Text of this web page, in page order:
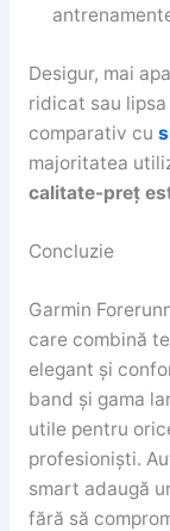
Desigur, mai
ridicat sau
comparativ cu
majoritatea
calitate-preț
Concluzie
Garmin
care combină
elegant și
band și gama
utile pentru
profesioniști.
smart adaugă
fără să